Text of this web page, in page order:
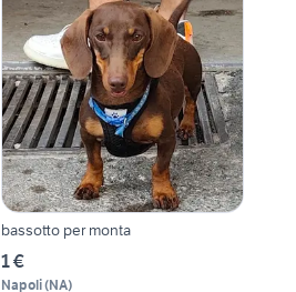
bassotto per monta
1 €
Napoli(NA)